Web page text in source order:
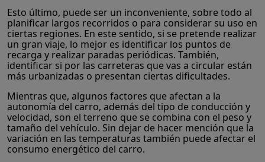
Esto último, puede ser un inconveniente, sobre todo al
planificar largos recorridos o para considerar su uso en
ciertas regiones. En este sentido, si se pretende realizar
un gran viaje, lo mejor es identificar los puntos de
recarga y realizar paradas periódicas. También,
identificar si por las carreteras que vas a circular están
más urbanizadas o presentan ciertas dificultades.
Mientras que, algunos factores que afectan a la
autonomía del carro, además del tipo de conducción y
velocidad, son el terreno que se combina con el peso y
tamaño del vehículo. Sin dejar de hacer mención que la
variación en las temperaturas también puede afectar el
consumo energético del carro.